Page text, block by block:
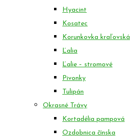
Hyacint
Kosatec
Korunkovka kraľovská
Ľalia
Ľalie – stromové
Pivonky
Tulipán
Okrasné Trávy
Kortadélia pampová
Ozdobnica čínska